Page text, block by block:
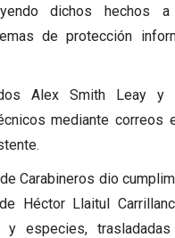
dichos hechos a
de protección
Alex Smith Leay y
mediante correos
Carabineros dio
Héctor Llaitul
especies,